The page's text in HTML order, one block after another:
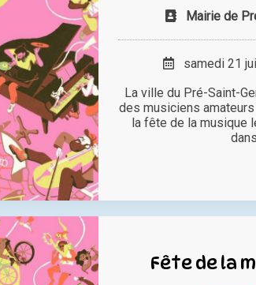
Mairie de
samedi 21
La ville du Pré-Saint-
des musiciens
la fête de la musique
Fête de la